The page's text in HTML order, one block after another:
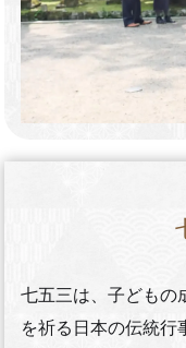
七五三は、子どもの
を祈る日本の伝統行